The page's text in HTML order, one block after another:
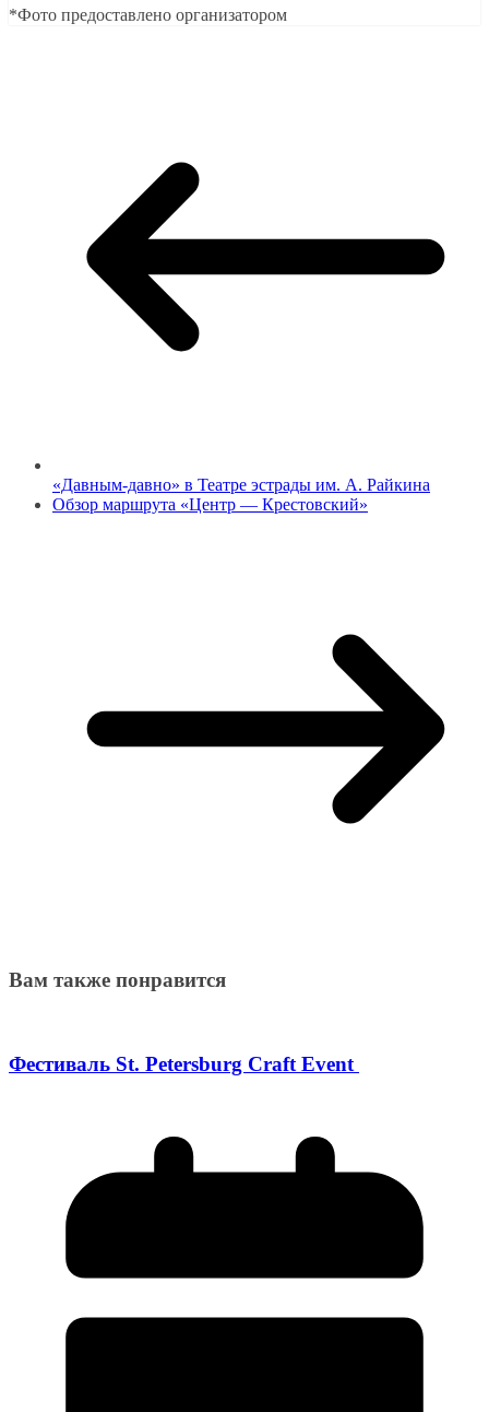
*Фото предоставлено организатором
«Давным-давно» в Театре эстрады им. А. Райкина
Обзор маршрута «Центр — Крестовский»
Вам также понравится
Фестиваль St. Petersburg Craft Event